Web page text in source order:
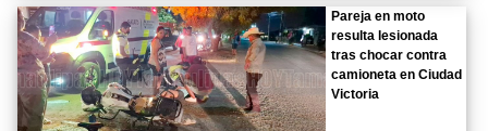
Pareja en moto
resulta lesionada
tras chocar contra
camioneta en Ciudad
Victoria